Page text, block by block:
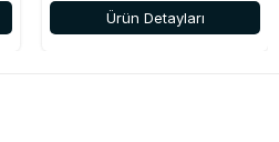
Ürün Detayları